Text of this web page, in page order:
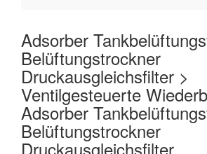
Adsorber
Belüftungstrockner
Druckausgleichsfilter >
Ventilgesteuerte
Adsorber
Belüftungstrockner
Druckausgleichsfilter